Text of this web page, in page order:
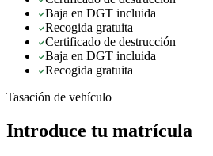
Baja en DGT incluida
Recogida gratuita
Certificado de destrucción
Baja en DGT incluida
Recogida gratuita
Tasación de vehículo
Introduce tu matrícula